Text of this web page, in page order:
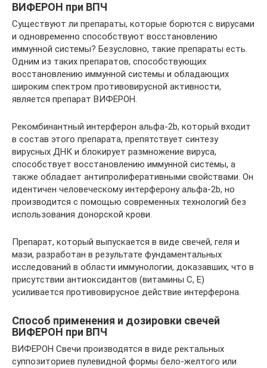
ВИФЕРОН при ВПЧ
Существуют ли препараты, которые борются с вирусами
и одновременно способствуют восстановлению
иммунной системы? Безусловно, такие препараты есть.
Одним из таких препаратов, способствующих
восстановлению иммунной системы и обладающих
широким спектром противовирусной активности,
является препарат ВИФЕРОН.
Рекомбинантный интерферон альфа-2b, который входит
в состав этого препарата, препятствует синтезу
вирусных ДНК и блокирует размножение вируса,
способствует восстановлению иммунной системы, а
также обладает антипролиферативными свойствами. Он
идентичен человеческому интерферону альфа-2b, но
производится с помощью современных технологий без
использования донорской крови.
Препарат, который выпускается в виде свечей, геля и
мази, разработан в результате фундаментальных
исследований в области иммунологии, доказавших, что в
присутствии антиоксидантов (витамины С, Е)
усиливается противовирусное действие интерферона.
Способ применения и дозировки свечей
ВИФЕРОН при ВПЧ
ВИФЕРОН Свечи производятся в виде ректальных
суппозиториев пулевидной формы бело-желтого или